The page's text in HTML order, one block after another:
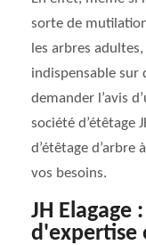
sorte de
les arbres
indispensable sur
demander l’avis
société d’étêtage
d’étêtage d’arbre
vos besoins.
JH
d'expertise